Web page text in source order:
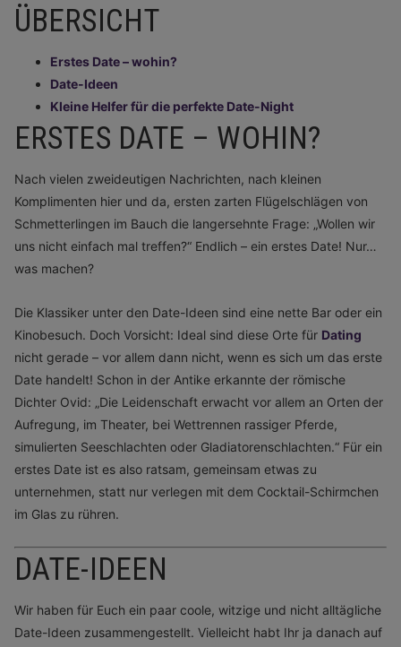
ÜBERSICHT
Erstes Date – wohin?
Date-Ideen
Kleine Helfer für die perfekte Date-Night
ERSTES DATE – WOHIN?
Nach vielen zweideutigen Nachrichten, nach kleinen
Komplimenten hier und da, ersten zarten Flügelschlägen von
Schmetterlingen im Bauch die langersehnte Frage: „Wollen wir
uns nicht einfach mal treffen?“ Endlich – ein erstes Date! Nur…
was machen?
Die Klassiker unter den Date-Ideen sind eine nette Bar oder ein
Kinobesuch. Doch Vorsicht: Ideal sind diese Orte für Dating
nicht gerade – vor allem dann nicht, wenn es sich um das erste
Date handelt! Schon in der Antike erkannte der römische
Dichter Ovid: „Die Leidenschaft erwacht vor allem an Orten der
Aufregung, im Theater, bei Wettrennen rassiger Pferde,
simulierten Seeschlachten oder Gladiatorenschlachten.“ Für ein
erstes Date ist es also ratsam, gemeinsam etwas zu
unternehmen, statt nur verlegen mit dem Cocktail-Schirmchen
im Glas zu rühren.
DATE-IDEEN
Wir haben für Euch ein paar coole, witzige und nicht alltägliche
Date-Ideen zusammengestellt. Vielleicht habt Ihr ja danach auf